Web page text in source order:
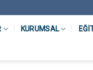
KURUMSAL